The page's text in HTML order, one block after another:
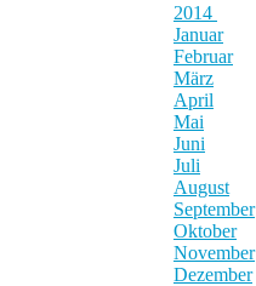
2014
Januar
Februar
März
April
Mai
Juni
Juli
August
September
Oktober
November
Dezember